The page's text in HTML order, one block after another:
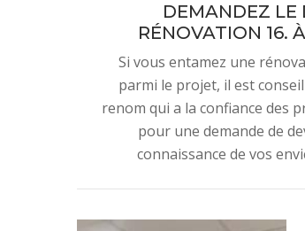
DEMANDEZ LE
RÉNOVATION 16.
Si vous entamez une
parmi le projet, il est
renom qui a la confiance des
pour une demande de
connaissance de vos